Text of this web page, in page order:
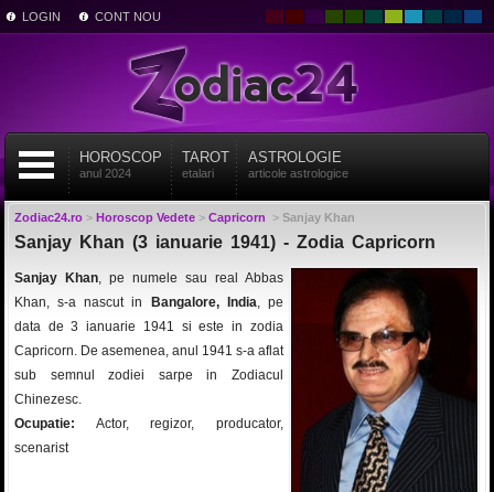
LOGIN CONT NOU
HOROSCOP
anul 2024
TAROT
etalari
ASTROLOGIE
articole astrologice
Zodiac24.ro> Horoscop Vedete> Capricorn > Sanjay Khan
Sanjay Khan (3 ianuarie 1941) - Zodia Capricorn
Sanjay Khan, pe numele sau real Abbas
Khan, s-a nascut in
Bangalore, India, pe
data de 3 ianuarie 1941 si este in zodia
Capricorn. De asemenea, anul 1941 s-a aflat
sub semnul zodiei sarpe in Zodiacul
Chinezesc.
Ocupatie: Actor, regizor, producator,
scenarist